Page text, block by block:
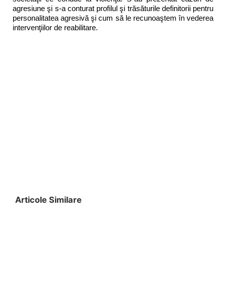
agresiune şi s-a conturat profilul şi trăsăturile definitorii pentru
personalitatea agresivă şi cum să le recunoaştem în vederea
intervenţiilor de reabilitare.
Articole Similare